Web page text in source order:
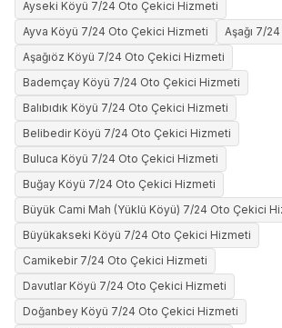
Ayseki Köyü 7/24 Oto Çekici Hizmeti
Ayva Köyü 7/24 Oto Çekici Hizmeti
Aşağı 7/
Aşağıöz Köyü 7/24 Oto Çekici Hizmeti
Bademçay Köyü 7/24 Oto Çekici Hizmeti
Balıbıdık Köyü 7/24 Oto Çekici Hizmeti
Belibedir Köyü 7/24 Oto Çekici Hizmeti
Buluca Köyü 7/24 Oto Çekici Hizmeti
Buğay Köyü 7/24 Oto Çekici Hizmeti
Büyük Cami Mah (Yüklü Köyü) 7/24 Oto Çekici
Büyükakseki Köyü 7/24 Oto Çekici Hizmeti
Camikebir 7/24 Oto Çekici Hizmeti
Davutlar Köyü 7/24 Oto Çekici Hizmeti
Doğanbey Köyü 7/24 Oto Çekici Hizmeti